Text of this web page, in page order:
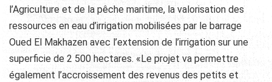
l’Agriculture et de la pêche maritime, la valorisation des
ressources en eau d’irrigation mobilisées par le barrage
Oued El Makhazen avec l’extension de l’irrigation sur une
superficie de 2 500 hectares. «Le projet va permettre
également l’accroissement des revenus des petits et